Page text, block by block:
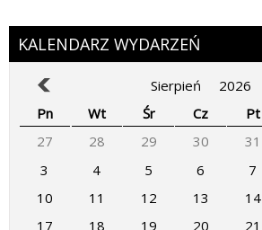
KALENDARZ WYDARZEŃ
Sierpień
2026
Pn
Wt Śr Cz Pt
27
28 29 30 31
3
4 5 6 7
10
11 12 13 14
17
18 19 20 21